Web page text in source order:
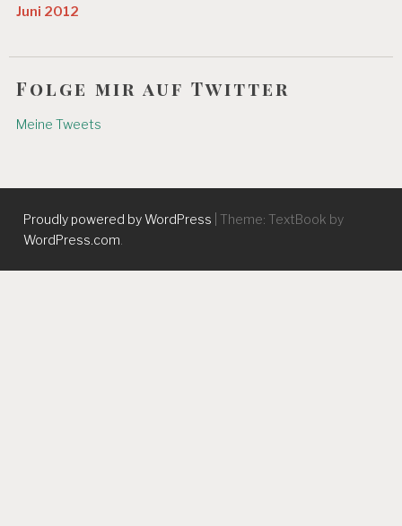
Juni 2012
Folge mir auf Twitter
Meine Tweets
Proudly powered by WordPress
Theme: TextBook by
WordPress.com